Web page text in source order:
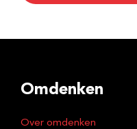
Omdenken
Over omdenken